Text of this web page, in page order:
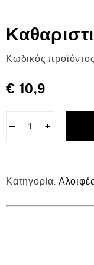
Κωδικός
€ 10,9
− +
Κατηγορία: